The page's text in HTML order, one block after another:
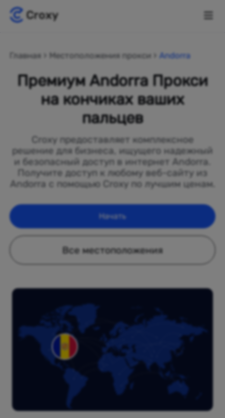
Главная Местоположения прокси Andorra
Премиум Andorra Прокси
на кончиках ваших
пальцев
Croxy предоставляет комплексное
решение для бизнеса, ищущего надежный
и безопасный доступ в интернет Andorra.
Получите доступ к любому веб-сайту из
Andorra с помощью Croxy по лучшим ценам.
Начать
Все местоположения